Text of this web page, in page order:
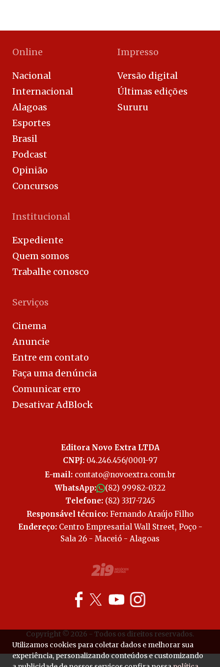
Online
Nacional
Internacional
Alagoas
Esportes
Brasil
Podcast
Opinião
Concursos
Impresso
Versão digital
Últimas edições
Sururu
Institucional
Expediente
Quem somos
Trabalhe conosco
Serviços
Cinema
Anuncie
Entre em contato
Faça uma denúncia
Comunicar erro
Desativar AdBlock
Editora Novo Extra LTDA
CNPJ:04.246.456/0001-97
E-mail: contato@novoextra.com.br
WhatsApp:
(82) 99982-0322
Telefone:(82) 3317-7245
Responsável técnico: Fernando Araújo Filho
Endereço:Centro Empresarial Wall Street, Poço -
Sala 26 - Maceió - Alagoas
Copyright © 2026 - Todos os direitos reservados.
Utilizamos cookies para coletar dados e melhorar sua
experiência, personalizando conteúdos e customizando